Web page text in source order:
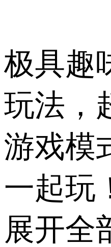
极具趣
玩法，
游戏模
一起玩
展开全